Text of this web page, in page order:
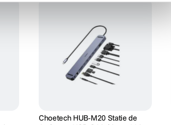
Choetech HUB-M20 Statie de